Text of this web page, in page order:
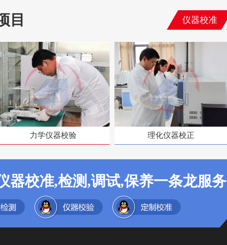
目 仪器校准
力学仪器校验 理化仪器校正
器校准,检测,调试,保养一条龙服务